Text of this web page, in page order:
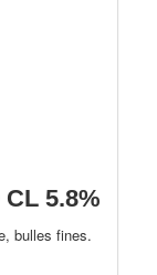
5.8%
bulles fines.